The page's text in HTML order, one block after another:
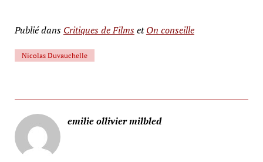
Publié dans Critiques de FilmsetOn conseille
Nicolas Duvauchelle
emilie ollivier milbled